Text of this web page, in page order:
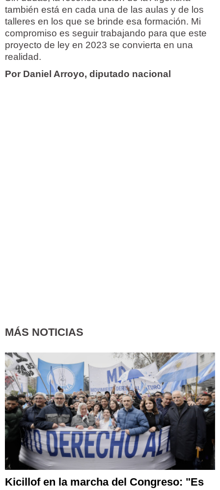
también está en cada una de las aulas y de los
talleres en los que se brinde esa formación. Mi
compromiso es seguir trabajando para que este
proyecto de ley en 2023 se convierta en una
realidad.
Por Daniel Arroyo, diputado nacional
MÁS NOTICIAS
Kicillof en la marcha del Congreso: "Es